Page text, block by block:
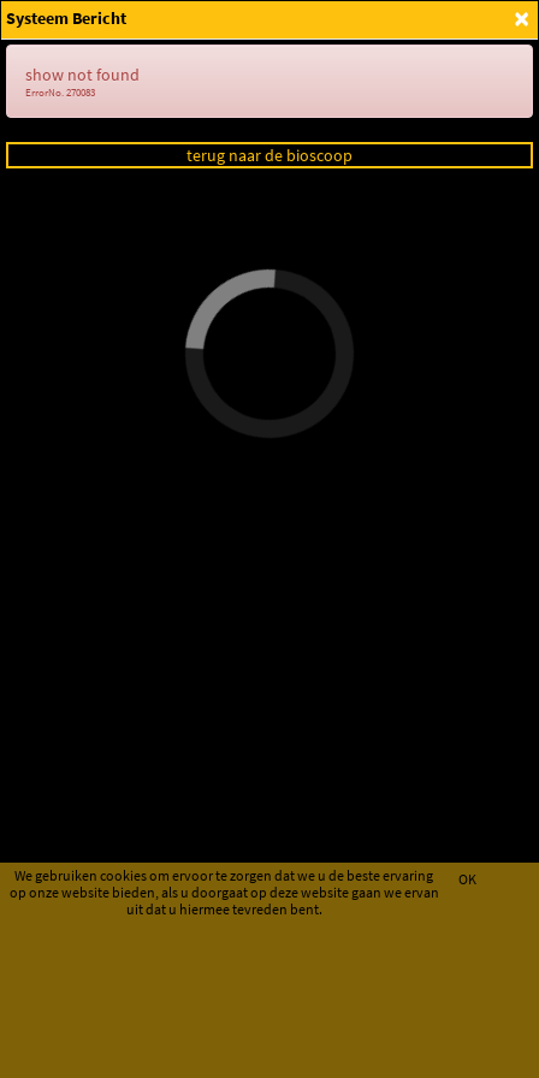
Login
We gebruiken cookies om ervoor te zorgen dat we u de beste ervaring
op onze website bieden, als u doorgaat op deze website gaan we ervan
uit dat u hiermee tevreden bent.
OK
×
Systeem Bericht
show not found
ErrorNo. 270083
terug naar de bioscoop